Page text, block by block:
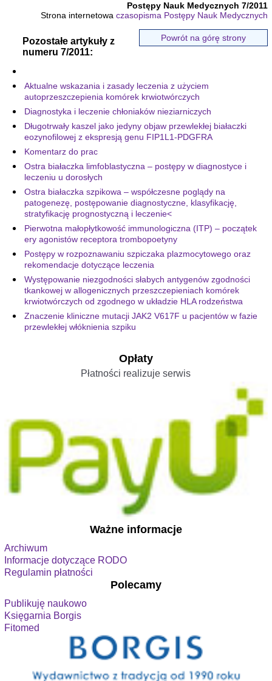
Postępy Nauk Medycznych 7/2011
Strona internetowaczasopisma Postępy Nauk Medycznych
Powrót na górę strony
Pozostałe artykuły z
numeru 7/2011:
Aktualne wskazania i zasady leczenia z użyciem
autoprzeszczepienia komórek krwiotwórczych
Diagnostyka i leczenie chłoniaków nieziarniczych
Długotrwały kaszel jako jedyny objaw przewlekłej białaczki
eozynofilowej z ekspresją genu FIP1L1-PDGFRA
Komentarz do prac
Ostra białaczka limfoblastyczna – postępy w diagnostyce i
leczeniu u dorosłych
Ostra białaczka szpikowa – współczesne poglądy na
patogenezę, postępowanie diagnostyczne, klasyfikację,
stratyfikację prognostyczną i leczenie<
Pierwotna małopłytkowość immunologiczna (ITP) – początek
ery agonistów receptora trombopoetyny
Postępy w rozpoznawaniu szpiczaka plazmocytowego oraz
rekomendacje dotyczące leczenia
Występowanie niezgodności słabych antygenów zgodności
tkankowej w allogenicznych przeszczepieniach komórek
krwiotwórczych od zgodnego w układzie HLA rodzeństwa
Znaczenie kliniczne mutacji JAK2 V617F u pacjentów w fazie
przewlekłej włóknienia szpiku
Opłaty
Płatności realizuje serwis
Ważne informacje
Archiwum
Informacje dotyczące RODO
Regulamin płatności
Polecamy
Publikuję naukowo
Księgarnia Borgis
Fitomed